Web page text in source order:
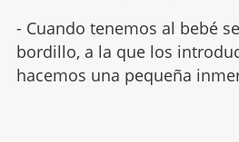
- Cuando tenemos al bebé
bordillo, a la que los
hacemos una pequeña